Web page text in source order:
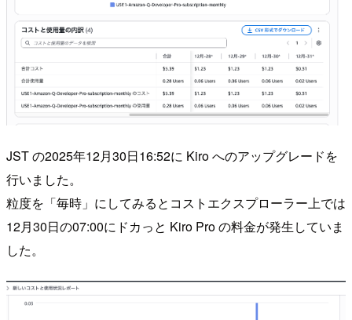
JST の2025年12月30日16:52に Kiro へのアップグレードを
行いました。
粒度を「毎時」にしてみるとコストエクスプローラー上では
12月30日の07:00にドカっと Kiro Pro の料金が発生していま
した。